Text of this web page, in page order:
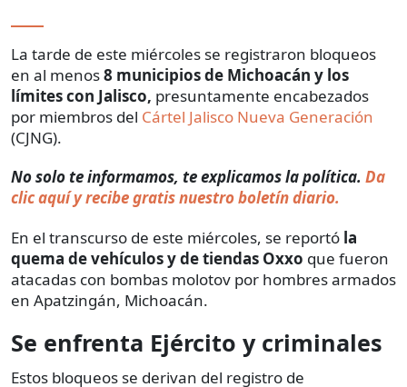
La tarde de este miércoles se registraron bloqueos
en al menos8 municipios de Michoacán y los
límites con Jalisco, presuntamente encabezados
por miembros del Cártel Jalisco Nueva Generación
(CJNG).
No solo te informamos, te explicamos la política. Da
clic aquí y recibe gratis nuestro boletín diario.
En el transcurso de este miércoles, se reportó la
quema de vehículos y de tiendas Oxxo que fueron
atacadas con bombas molotov por hombres armados
en Apatzingán, Michoacán.
Se enfrenta Ejército y criminales
Estos bloqueos se derivan del registro de